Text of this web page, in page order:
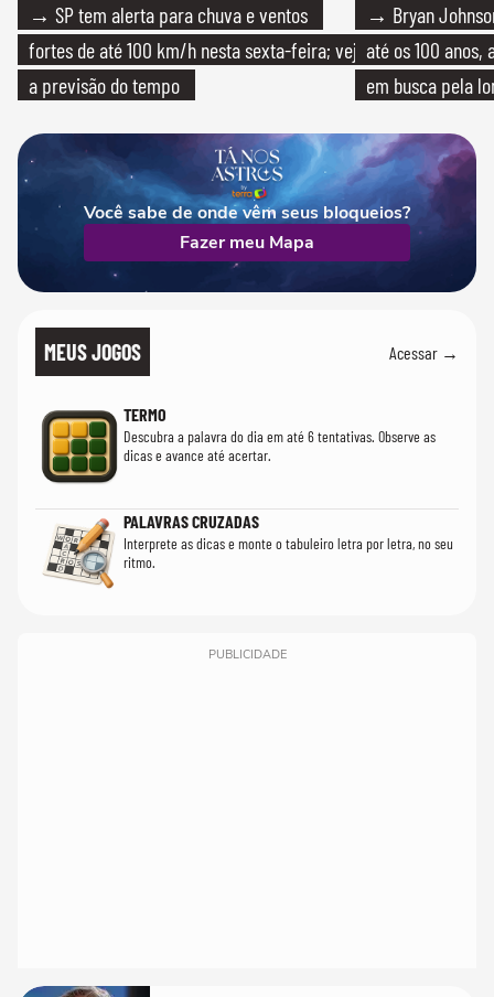
→ SP tem alerta para chuva e ventos
fortes de até 100 km/h nesta sexta-feira; veja
a previsão do tempo
→ Bryan
até os 100
em busca pela
Você sabe de onde vêm seus bloqueios?
Fazer meu Mapa
MEUS JOGOS Acessar →
TERMO
Descubra a palavra do dia em até 6 tentativas. Observe as
dicas e avance até acertar.
PALAVRAS CRUZADAS
Interprete as dicas e monte o tabuleiro letra por letra, no seu
ritmo.
PUBLICIDADE